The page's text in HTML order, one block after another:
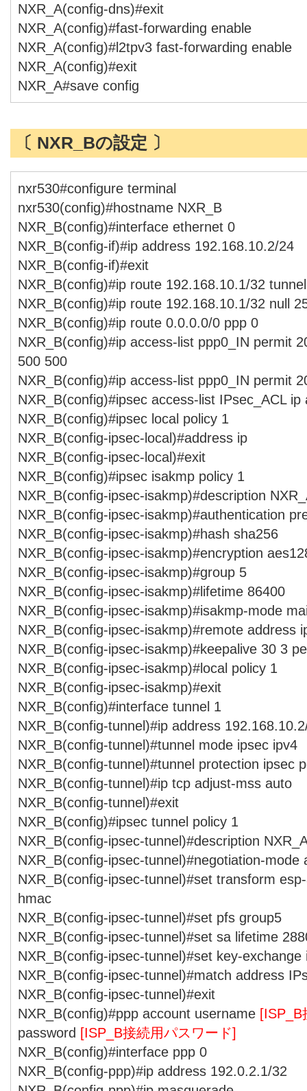
NXR_A(config-dns)#exit
NXR_A(config)#fast-forwarding enable
NXR_A(config)#l2tpv3 fast-forwarding enable
NXR_A(config)#exit
NXR_A#save config
〔 NXR_Bの設定 〕
nxr530#configure terminal
nxr530(config)#hostname NXR_B
NXR_B(config)#interface ethernet 0
NXR_B(config-if)#ip address 192.168.10.2/24
NXR_B(config-if)#exit
NXR_B(config)#ip route 192.168.10.1/32
NXR_B(config)#ip route 192.168.10.1/32 null
NXR_B(config)#ip route 0.0.0.0/0 ppp 0
NXR_B(config)#ip access-list ppp0_IN permit
500 500
NXR_B(config)#ip access-list ppp0_IN permit
NXR_B(config)#ipsec access-list IPsec_ACL ip
NXR_B(config)#ipsec local policy 1
NXR_B(config-ipsec-local)#address ip
NXR_B(config-ipsec-local)#exit
NXR_B(config)#ipsec isakmp policy 1
NXR_B(config-ipsec-isakmp)#description
NXR_B(config-ipsec-isakmp)#authentication
NXR_B(config-ipsec-isakmp)#hash sha256
NXR_B(config-ipsec-isakmp)#encryption
NXR_B(config-ipsec-isakmp)#group 5
NXR_B(config-ipsec-isakmp)#lifetime 86400
NXR_B(config-ipsec-isakmp)#isakmp-mode
NXR_B(config-ipsec-isakmp)#remote address
NXR_B(config-ipsec-isakmp)#keepalive 30 3
NXR_B(config-ipsec-isakmp)#local policy 1
NXR_B(config-ipsec-isakmp)#exit
NXR_B(config)#interface tunnel 1
NXR_B(config-tunnel)#ip address
NXR_B(config-tunnel)#tunnel mode ipsec ipv4
NXR_B(config-tunnel)#tunnel protection ipsec
NXR_B(config-tunnel)#ip tcp adjust-mss auto
NXR_B(config-tunnel)#exit
NXR_B(config)#ipsec tunnel policy 1
NXR_B(config-ipsec-tunnel)#description
NXR_B(config-ipsec-tunnel)#negotiation-mode
NXR_B(config-ipsec-tunnel)#set transform
hmac
NXR_B(config-ipsec-tunnel)#set pfs group5
NXR_B(config-ipsec-tunnel)#set sa lifetime
NXR_B(config-ipsec-tunnel)#set key-exchange
NXR_B(config-ipsec-tunnel)#match address
NXR_B(config-ipsec-tunnel)#exit
NXR_B(config)#ppp account username [ISP_B
password [ISP_B接続用パスワード]
NXR_B(config)#interface ppp 0
NXR_B(config-ppp)#ip address 192.0.2.1/32